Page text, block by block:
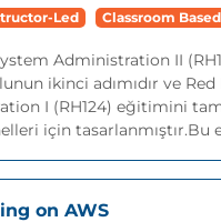
Led Classroom Based
Administration II
ikinci adımıdır ve
I (RH124) eğitimini
için tasarlanmıştır.Bu
on AWS